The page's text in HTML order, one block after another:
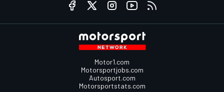
Motor1.com
Motorsportjobs.com
Autosport.com
Motorsportstats.com